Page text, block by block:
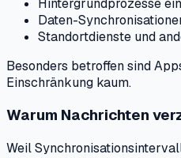
Daten-
Standortdienste und
Besonders betroffen sind
Einschränkung kaum.
Warum Nachrichten
Weil